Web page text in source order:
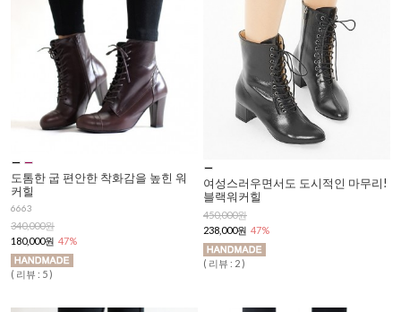
도톰한 굽 편안한 착화감을 높힌 워
커힐
6663
340,000원
180,000원 47%
( 리뷰 : 5 )
여성스러우면서도 도시적인 마무리!
블랙워커힐
450,000원
238,000원 47%
( 리뷰 : 2 )